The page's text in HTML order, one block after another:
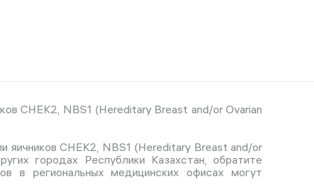
CHEK2, NBS1 (Hereditary Breast and/or Ovarian
яичников CHEK2, NBS1 (Hereditary Breast and/or
городах Республики Казахстан, обратите
в региональных медицинских офисах могут